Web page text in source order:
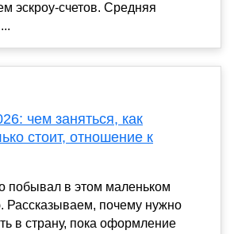
эскроу-счетов. Средняя
чем заняться, как
стоит, отношение к
побывал в этом маленьком
Рассказываем, почему нужно
в страну, пока оформление